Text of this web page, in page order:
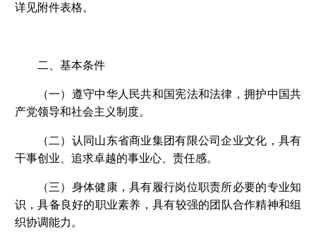
详见附件表格。
二、基本条件
（一）遵守中华人民共和国宪法和法律，拥护中国共
产党领导和社会主义制度。
（二）认同山东省商业集团有限公司企业文化，具有
干事创业、追求卓越的事业心、责任感。
（三）身体健康，具有履行岗位职责所必要的专业知
识，具备良好的职业素养，具有较强的团队合作精神和组
织协调能力。